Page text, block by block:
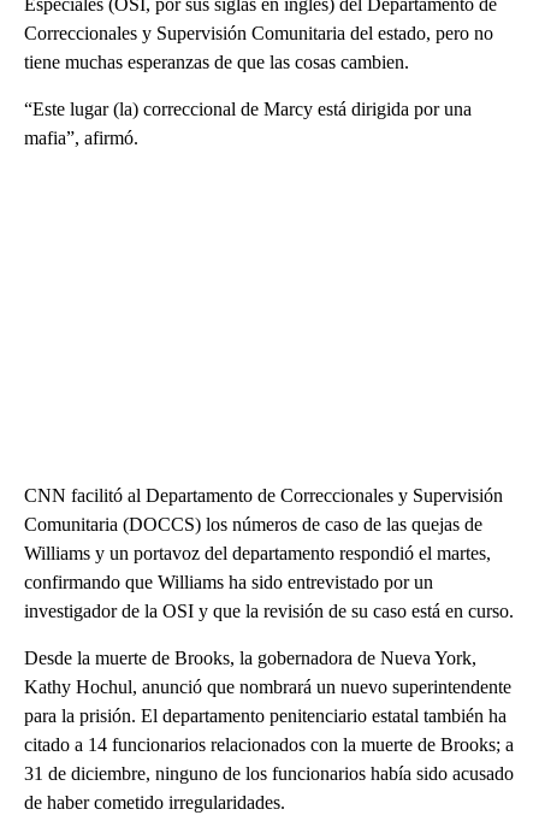
Especiales (OSI, por sus siglas en inglés) del Departamento de
Correccionales y Supervisión Comunitaria del estado, pero no
tiene muchas esperanzas de que las cosas cambien.
“Este lugar (la) correccional de Marcy está dirigida por una
mafia”, afirmó.
CNN facilitó al Departamento de Correccionales y Supervisión
Comunitaria (DOCCS) los números de caso de las quejas de
Williams y un portavoz del departamento respondió el martes,
confirmando que Williams ha sido entrevistado por un
investigador de la OSI y que la revisión de su caso está en curso.
Desde la muerte de Brooks, la gobernadora de Nueva York,
Kathy Hochul, anunció que nombrará un nuevo superintendente
para la prisión. El departamento penitenciario estatal también ha
citado a 14 funcionarios relacionados con la muerte de Brooks; a
31 de diciembre, ninguno de los funcionarios había sido acusado
de haber cometido irregularidades.